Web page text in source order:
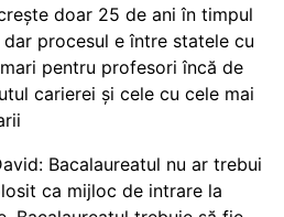
doar 25 de ani în timpul
dar procesul e între statele cu
pentru profesori încă de
carierei și cele cu cele mai
Bacalaureatul nu ar trebui
ca mijloc de intrare la